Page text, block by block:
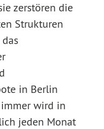
zerstören die
Strukturen
in Berlin
wird in
jeden Monat